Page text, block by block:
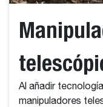
Al añadir
manipuladores